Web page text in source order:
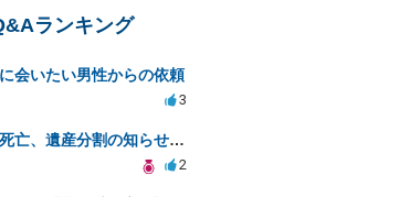
ランキング
会いたい男性からの依頼
3
突然の実父の死亡、遺産分割の知らせで、死亡2ヶ月前に中国人との婚姻や贈与に不審感！
2